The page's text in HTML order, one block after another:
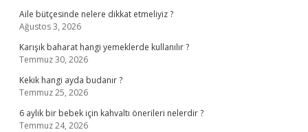
Aile bütçesinde nelere dikkat etmeliyiz ?
Ağustos 3, 2026
Karışık baharat hangi yemeklerde kullanılır ?
Temmuz 30, 2026
Kekik hangi ayda budanır ?
Temmuz 25, 2026
6 aylık bir bebek için kahvaltı önerileri nelerdir ?
Temmuz 24, 2026